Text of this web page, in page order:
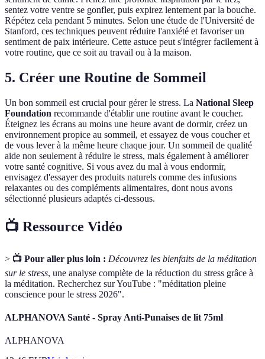
sentez votre ventre se gonfler, puis expirez lentement par la bouche.
Répétez cela pendant 5 minutes. Selon une étude de l'Université de
Stanford, ces techniques peuvent réduire l'anxiété et favoriser un
sentiment de paix intérieure. Cette astuce peut s'intégrer facilement à
votre routine, que ce soit au travail ou à la maison.
5. Créer une Routine de Sommeil
Un bon sommeil est crucial pour gérer le stress. La National Sleep
Foundation recommande d'établir une routine avant le coucher.
Éteignez les écrans au moins une heure avant de dormir, créez un
environnement propice au sommeil, et essayez de vous coucher et
de vous lever à la même heure chaque jour. Un sommeil de qualité
aide non seulement à réduire le stress, mais également à améliorer
votre santé cognitive. Si vous avez du mal à vous endormir,
envisagez d'essayer des produits naturels comme des infusions
relaxantes ou des compléments alimentaires, dont nous avons
sélectionné plusieurs adaptés ci-dessous.
📺 Ressource Vidéo
> 📺 Pour aller plus loin : Découvrez les bienfaits de la méditation
sur le stress, une analyse complète de la réduction du stress grâce à
la méditation. Recherchez sur YouTube : "méditation pleine
conscience pour le stress 2026".
ALPHANOVA Santé - Spray Anti-Punaises de lit 75ml
ALPHANOVA